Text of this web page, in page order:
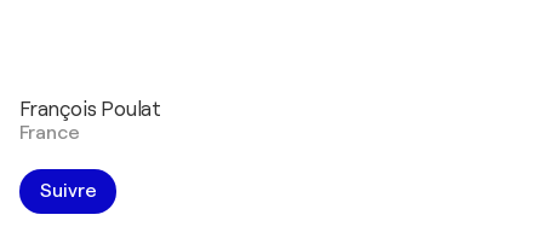
François Poulat
France
Suivre